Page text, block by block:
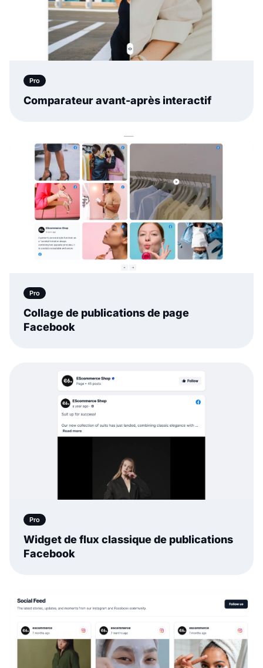
Pro
Comparateur avant-après interactif
Pro
Collage de publications de page
Facebook
Pro
Widget de flux classique de publications
Facebook